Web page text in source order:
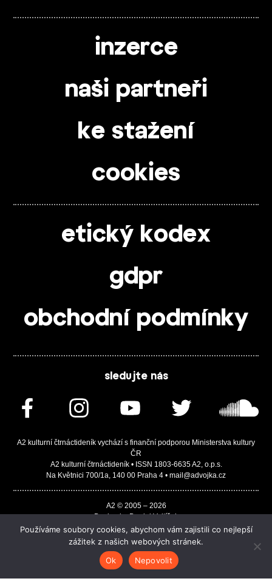
inzerce
naši partneři
ke stažení
cookies
etický kodex
gdpr
obchodní podmínky
sledujte nás
A2 kulturní čtrnáctideník vychází s finanční podporou Ministerstva kultury
ČR
A2 kulturní čtrnáctideník • ISSN 1803-6635 A2, o.p.s.
Na Květnici 700/1a, 140 00 Praha 4 • mail@advojka.cz
A2 © 2005 – 2026
Design by Daniel Vojtíšek
Built by JASA-IT & ChSoft
Používáme soubory cookies, abychom vám zajistili co nejlepší
zážitek z našich webových stránek.
Ok
Nepovolit